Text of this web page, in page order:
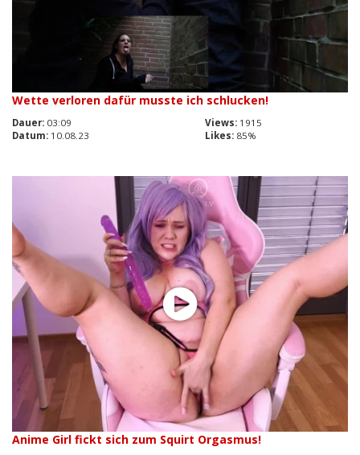
Wette verloren dafür musste ich schlucken!
Dauer: 03:09 Views: 1915
Datum: 10.08.23 Likes: 85%
Anime Girl fickt sich zum Squirt Orgasmus!